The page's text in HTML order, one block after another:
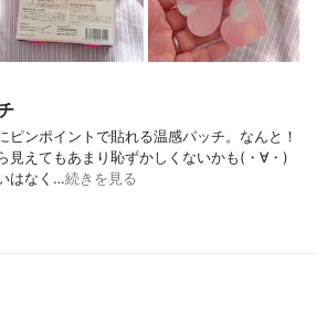
ピンポイントで貼れる温感パッチ。なんと！
見えてもあまり恥ずかしくないかも(・∀・)
はなく…続きを見る